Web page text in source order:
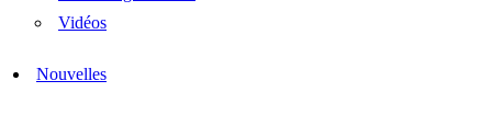
Vidéos
Nouvelles